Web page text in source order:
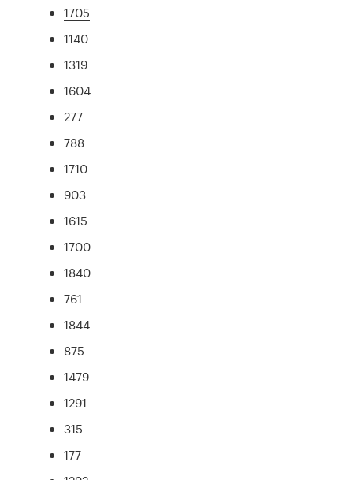
1705
1140
1319
1604
277
788
1710
903
1615
1700
1840
761
1844
875
1479
1291
315
177